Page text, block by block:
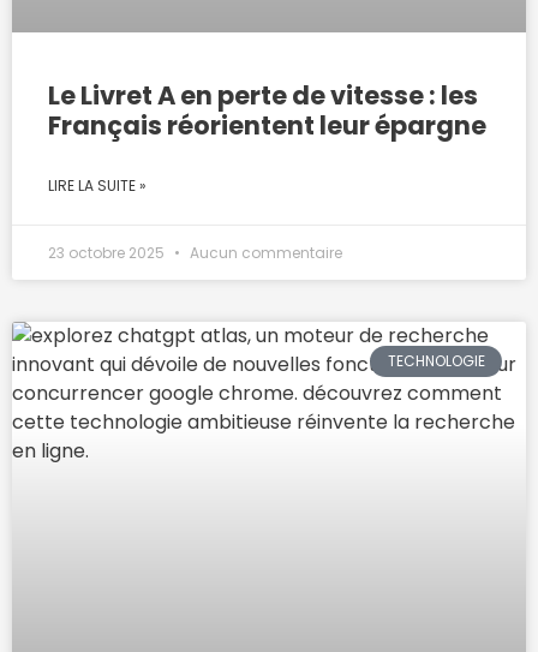
Le Livret A en perte de vitesse : les
Français réorientent leur épargne
LIRE LA SUITE »
23 octobre 2025 Aucun commentaire
TECHNOLOGIE